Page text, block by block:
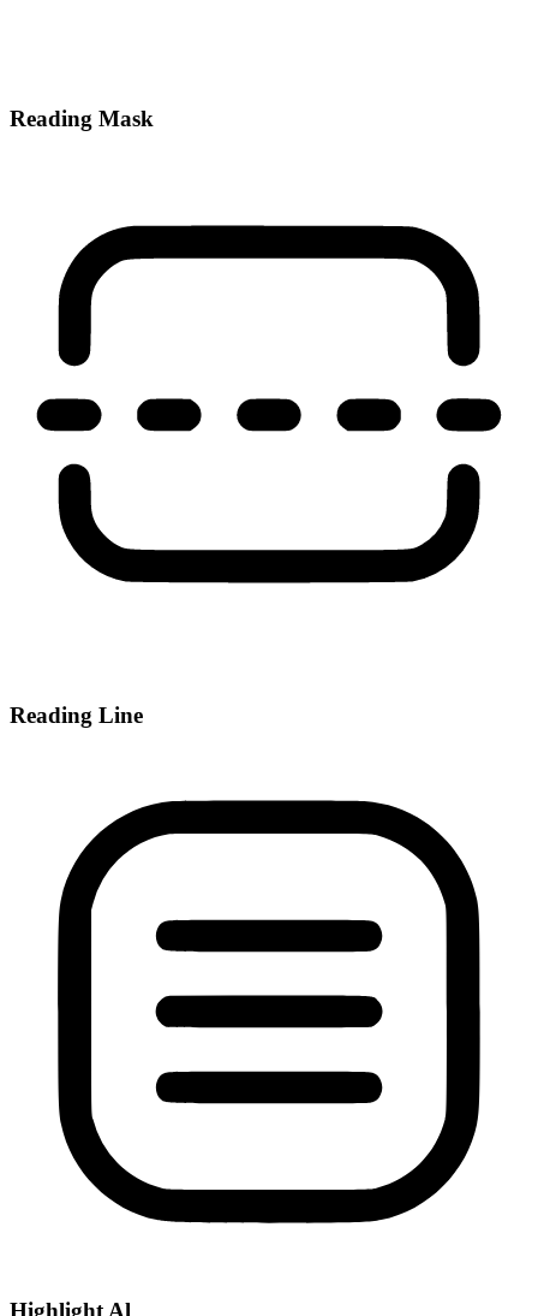
Reading Mask
Reading Line